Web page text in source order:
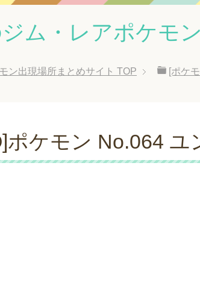
ム・レアポケモ
ン出現場所まとめサイト TOP [ポケ
ポケモン No.064 ユ